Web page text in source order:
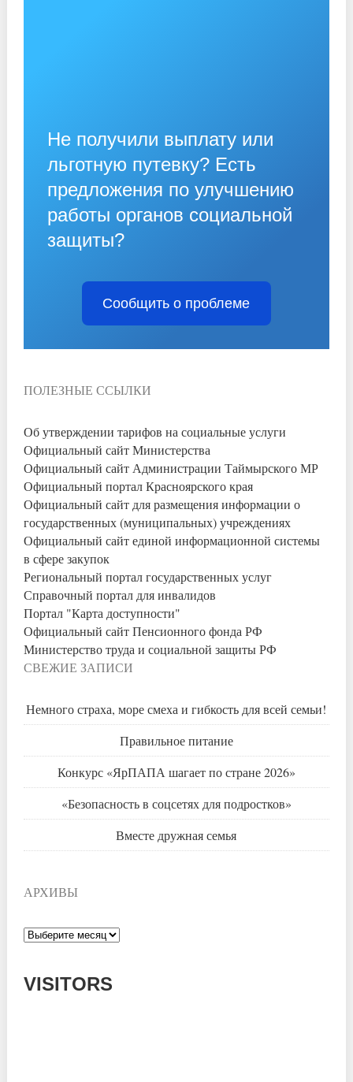
Не получили выплату или
льготную путевку? Есть
предложения по улучшению
работы органов социальной
защиты?
Сообщить о проблеме
ПОЛЕЗНЫЕ ССЫЛКИ
Об утверждении тарифов на социальные услуги
Официальный сайт Министерства
Официальный сайт Администрации Таймырского МР
Официальный портал Красноярского края
Официальный сайт для размещения информации о
государственных (муниципальных) учреждениях
Официальный сайт единой информационной системы
в сфере закупок
Региональный портал государственных услуг
Справочный портал для инвалидов
Портал "Карта доступности"
Официальный сайт Пенсионного фонда РФ
Министерство труда и социальной защиты РФ
СВЕЖИЕ ЗАПИСИ
Немного страха, море смеха и гибкость для всей семьи!
Правильное питание
Конкурс «ЯрПАПА шагает по стране 2026»
«Безопасность в соцсетях для подростков»
Вместе дружная семья
АРХИВЫ
Архивы
VISITORS